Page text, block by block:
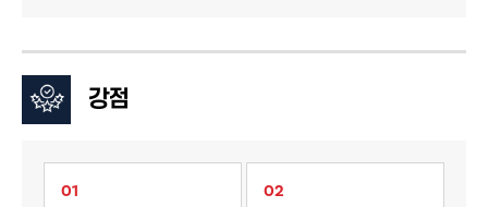
강점
01 02